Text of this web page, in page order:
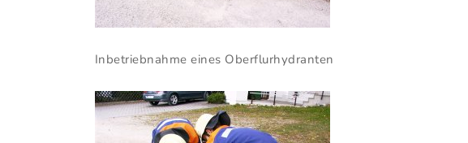
Inbetriebnahme eines Oberflurhydranten